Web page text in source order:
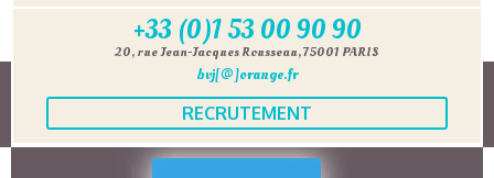
+33 (0)1 53 00 90 90
20, rue Jean-Jacques Rousseau, 75001 PARIS
bvj[@]orange.fr
RECRUTEMENT